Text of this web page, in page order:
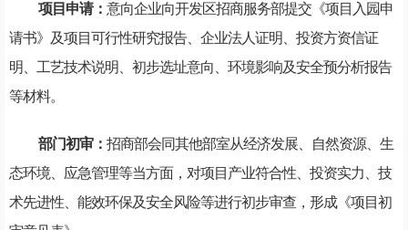
项目申请： 意向企业向开发区招商服务部提交《项目入园申
请书》及项目可行性研究报告、企业法人证明、投资方资信证
明、工艺技术说明、初步选址意向、环境影响及安全预分析报告
等材料。
部门初审： 招商部会同其他部室从经济发展、自然资源、生
态环境、应急管理等当方面，对项目产业符合性、投资实力、技
术先进性、能效环保及安全风险等进行初步审查，形成《项目初